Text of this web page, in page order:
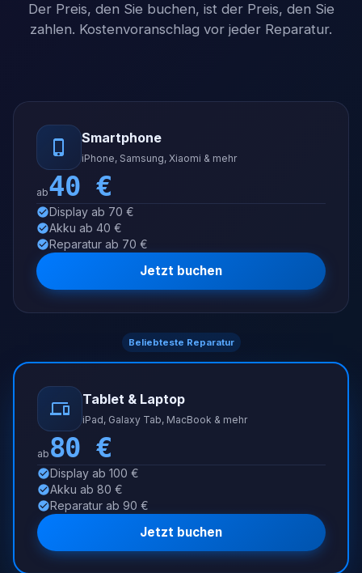
Der Preis, den Sie buchen, ist der Preis, den Sie
zahlen. Kostenvoranschlag vor jeder Reparatur.
Smartphone
iPhone, Samsung, Xiaomi & mehr
ab40 €
Display ab 70 €
Akku ab 40 €
Reparatur ab 70 €
Jetzt buchen
Beliebteste Reparatur
Tablet & Laptop
iPad, Galaxy Tab, MacBook & mehr
ab 80 €
Display ab 100 €
Akku ab 80 €
Reparatur ab 90 €
Jetzt buchen